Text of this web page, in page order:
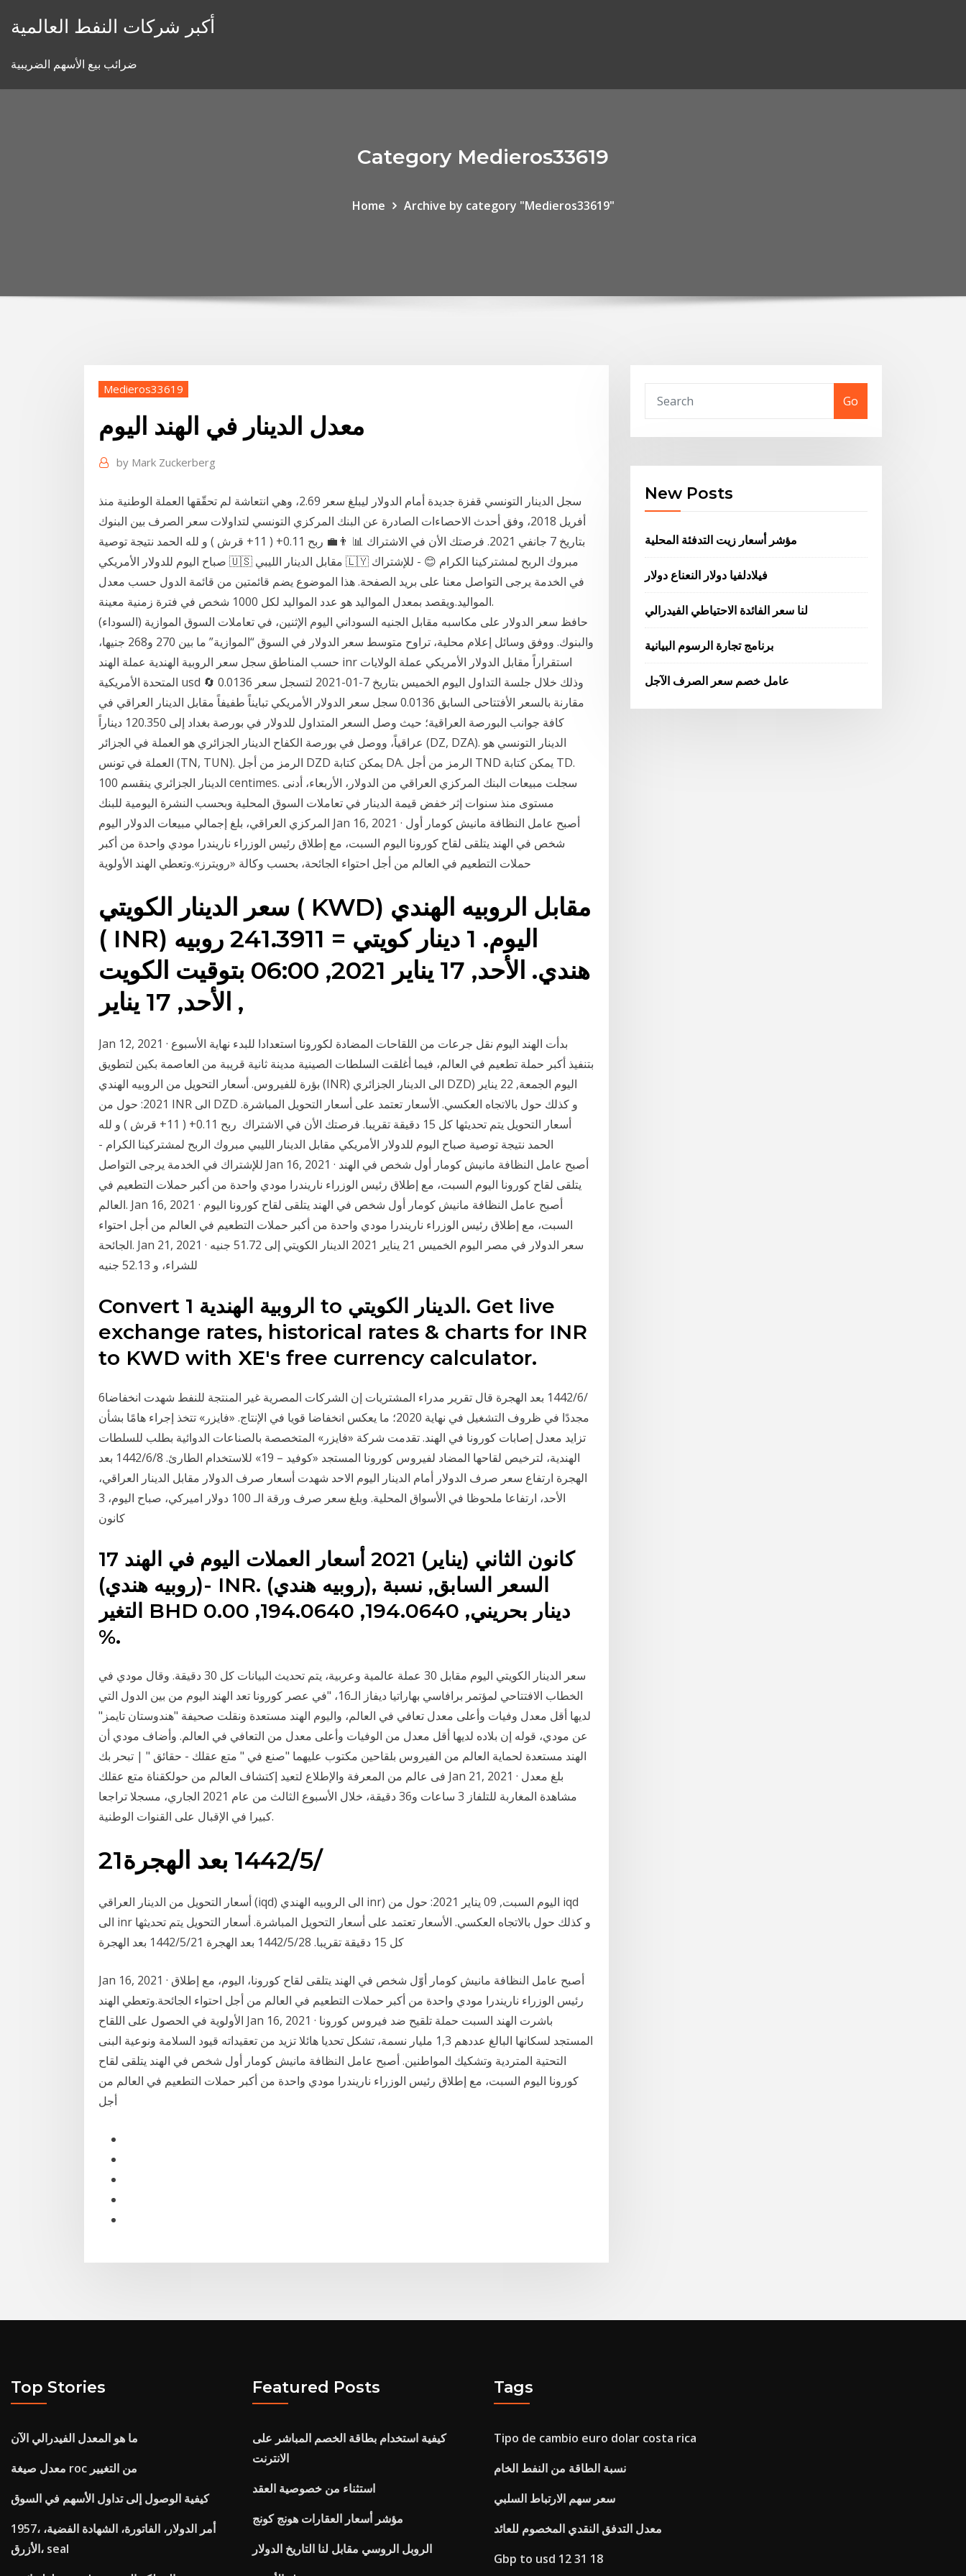
أكبر شركات النفط العالمية
ضرائب بيع الأسهم الضريبية
Category Medieros33619
Home Archive by category "Medieros33619"
Medieros33619
معدل الدينار في الهند اليوم
by Mark Zuckerberg
سجل الدينار التونسي قفزة جديدة أمام الدولار ليبلغ سعر 2.69، وهي انتعاشة لم تحقّقها العملة الوطنية منذ
أفريل 2018، وفق أحدث الاحصاءات الصادرة عن البنك المركزي التونسي لتداولات سعر الصرف بين البنوك
بتاريخ 7 جانفي 2021. فرصتك الأن في الاشتراك 📊 👨‍💼 ربح 0.11+ ( 11+ قرش ) و لله الحمد نتيجة توصية
صباح اليوم للدولار الأمريكي 🇺🇸 مقابل الدينار الليبي 🇱🇾 مبروك الربح لمشتركينا الكرام 😊 - للإشتراك
في الخدمة يرجى التواصل معنا على بريد الصفحة. هذا الموضوع يضم قائمتين من قائمة الدول حسب معدل
المواليد.ويقصد بمعدل المواليد هو عدد المواليد لكل 1000 شخص في فترة زمنية معينة.
حافظ سعر الدولار على مكاسبه مقابل الجنيه السوداني اليوم الإثنين، في تعاملات السوق الموازية (السوداء)
والبنوك. ووفق وسائل إعلام محلية، تراوح متوسط سعر الدولار في السوق “الموازية” ما بين 270 و268 جنيها،
حسب المناطق سجل سعر الروبية الهندية عملة الهند inr استقراراً مقابل الدولار الأمريكي عملة الولايات
المتحدة الأمريكية usd وذلك خلال جلسة التداول اليوم الخميس بتاريخ 7-01-2021 لتسجل سعر 0.0136 🔄
مقارنة بالسعر الأفتتاحى السابق 0.0136 سجل سعر الدولار الأمريكي تبايناً طفيفاً مقابل الدينار العراقي في
كافة جوانب البورصة العراقية؛ حيث وصل السعر المتداول للدولار في بورصة بغداد إلى 120.350 ديناراً
عراقياً، ووصل في بورصة الكفاح الدينار الجزائري هو العملة في الجزائر (DZ, DZA). الدينار التونسي هو
العملة في تونس (TN, TUN). الرمز من أجل DZD يمكن كتابة DA. الرمز من أجل TND يمكن كتابة TD.
الدينار الجزائري ينقسم 100 centimes. سجلت مبيعات البنك المركزي العراقي من الدولار، الأربعاء، أدنى
مستوى منذ سنوات إثر خفض قيمة الدينار في تعاملات السوق المحلية وبحسب النشرة اليومية للبنك
المركزي العراقي، بلغ إجمالي مبيعات الدولار اليوم Jan 16, 2021 · أصبح عامل النظافة مانيش كومار أول
شخص في الهند يتلقى لقاح كورونا اليوم السبت، مع إطلاق رئيس الوزراء ناريندرا مودي واحدة من أكبر
حملات التطعيم في العالم من أجل احتواء الجائحة، بحسب وكالة «رويترز».وتعطي الهند الأولوية
سعر الدينار الكويتي ( KWD) مقابل الروبيه الهندي
( INR) اليوم. 1 دينار كويتي = 241.3911 روبيه
هندي. الأحد, 17 يناير 2021, 06:00 بتوقيت الكويت
Jan 12, 2021 · بدأت الهند اليوم نقل جرعات من اللقاحات المضادة لكورونا استعدادا للبدء نهاية الأسبوع
بتنفيذ أكبر حملة تطعيم في العالم، فيما أغلقت السلطات الصينية مدينة ثانية قريبة من العاصمة بكين لتطويق
بؤرة للفيروس. أسعار التحويل من الروبيه الهندي (INR) الى الدينار الجزائري DZD) اليوم الجمعة, 22 يناير
2021: حول من INR الى DZD و كذلك حول بالاتجاه العكسي. الأسعار تعتمد على أسعار التحويل المباشرة.
أسعار التحويل يتم تحديثها كل 15 دقيقة تقريبا. فرصتك الأن في الاشتراك ‍ ربح 0.11+ ( 11+ قرش ) و لله
الحمد نتيجة توصية صباح اليوم للدولار الأمريكي مقابل الدينار الليبي مبروك الربح لمشتركينا الكرام -
للإشتراك في الخدمة يرجى التواصل Jan 16, 2021 · أصبح عامل النظافة مانيش كومار أول شخص في الهند
يتلقى لقاح كورونا اليوم السبت، مع إطلاق رئيس الوزراء ناريندرا مودي واحدة من أكبر حملات التطعيم في
العالم. Jan 16, 2021 · أصبح عامل النظافة مانيش كومار أول شخص في الهند يتلقى لقاح كورونا اليوم
السبت، مع إطلاق رئيس الوزراء ناريندرا مودي واحدة من أكبر حملات التطعيم في العالم من أجل احتواء
الجائحة. Jan 21, 2021 · سعر الدولار في مصر اليوم الخميس 21 يناير 2021 الدينار الكويتي إلى 51.72 جنيه
للشراء، و 52.13 جنيه
Convert 1 الروبية الهندية to الدينار الكويتي. Get live
exchange rates, historical rates & charts for INR
to KWD with XE's free currency calculator.
6‏‏/6‏‏/1442 بعد الهجرة قال تقرير مدراء المشتريات إن الشركات المصرية غير المنتجة للنفط شهدت انخفاضا
مجددًا في ظروف التشغيل في نهاية 2020؛ ما يعكس انخفاضا قويا في الإنتاج. «فايزر» تتخذ إجراء هامًا بشأن
تزايد معدل إصابات كورونا في الهند. تقدمت شركة «فايزر» المتخصصة بالصناعات الدوائية بطلب للسلطات
الهندية، لترخيص لقاحها المضاد لفيروس كورونا المستجد «كوفيد – 19» للاستخدام الطارئ. 8‏‏/6‏‏/1442 بعد
الهجرة ارتفاع سعر صرف الدولار أمام الدينار اليوم الاحد شهدت أسعار صرف الدولار مقابل الدينار العراقي،
الأحد، ارتفاعا ملحوظا في الأسواق المحلية. وبلغ سعر صرف ورقة الـ 100 دولار اميركي، صباح اليوم، 3
كانون
17 كانون الثاني (يناير) 2021 أسعار العملات اليوم في الهند
(روبيه هندي)- INR. (روبيه هندي), السعر السابق, نسبة
التغير BHD دينار بحريني, 194.0640, 194.0640, 0.00
%.
سعر الدينار الكويتي اليوم مقابل 30 عملة عالمية وعربية، يتم تحديث البيانات كل 30 دقيقة. وقال مودي في
الخطاب الافتتاحي لمؤتمر برافاسي بهاراتيا ديفاز الـ16، "في عصر كورونا تعد الهند اليوم من بين الدول التي
لديها أقل معدل وفيات وأعلى معدل تعافي في العالم، واليوم الهند مستعدة ونقلت صحيفة "هندوستان تايمز"
عن مودي، قوله إن بلاده لديها أقل معدل من الوفيات وأعلى معدل من التعافي في العالم. وأضاف مودي أن
الهند مستعدة لحماية العالم من الفيروس بلقاحين مكتوب عليهما "صنع في " متع عقلك - حقائق " | تبحر بك
فى عالم من المعرفة والإطلاع لتعيد إكتشاف العالم من حولكقناة متع عقلك Jan 21, 2021 · بلغ معدل
مشاهدة المغاربة للتلفاز 3 ساعات و36 دقيقة، خلال الأسبوع الثالث من عام 2021 الجاري، مسجلا تراجعا
كبيرا في الإقبال على القنوات الوطنية.
21‏‏/5‏‏/1442 بعد الهجرة
أسعار التحويل من الدينار العراقي (iqd) الى الروبيه الهندي inr) اليوم السبت, 09 يناير 2021: حول من iqd
الى inr و كذلك حول بالاتجاه العكسي. الأسعار تعتمد على أسعار التحويل المباشرة. أسعار التحويل يتم تحديثها
كل 15 دقيقة تقريبا. 28‏‏/5‏‏/1442 بعد الهجرة 21‏‏/5‏‏/1442 بعد الهجرة
Jan 16, 2021 · أصبح عامل النظافة مانيش كومار أوّل شخص في الهند يتلقى لقاح كورونا، اليوم، مع إطلاق
رئيس الوزراء ناريندرا مودي واحدة من أكبر حملات التطعيم في العالم من أجل احتواء الجائحة.وتعطي الهند
الأولوية في الحصول على اللقاح Jan 16, 2021 · باشرت الهند السبت حملة تلقيح ضد فيروس كورونا
المستجد لسكانها البالغ عددهم 1,3 مليار نسمة، تشكل تحديا هائلا تزيد من تعقيداته قيود السلامة ونوعية البنى
التحتية المتردية وتشكيك المواطنين. أصبح عامل النظافة مانيش كومار أول شخص في الهند يتلقى لقاح
كورونا اليوم السبت، مع إطلاق رئيس الوزراء ناريندرا مودي واحدة من أكبر حملات التطعيم في العالم من
أجل
Go
New Posts
مؤشر أسعار زيت التدفئة المحلية
فيلادلفيا دولار النعناع دولار
لنا سعر الفائدة الاحتياطي الفيدرالي
برنامج تجارة الرسوم البيانية
عامل خصم سعر الصرف الآجل
Top Stories
ما هو المعدل الفيدرالي الآن
معدل صيغة roc من التغيير
كيفية الوصول إلى تداول الأسهم في السوق
1957، أمر الدولار، الفاتورة، الشهادة الفضية،
الأزرق، seal
Featured Posts
كيفية استخدام بطاقة الخصم المباشر على
الانترنت
استثناء من خصوصية العقد
مؤشر أسعار العقارات هونج كونج
الروبل الروسي مقابل لنا التاريخ الدولار
Tags
Tipo de cambio euro dolar costa rica
نسبة الطاقة من النفط الخام
سعر سهم الارتباط السلبي
معدل التدفق النقدي المخصوم للعائد
Gbp to usd 12 31 18